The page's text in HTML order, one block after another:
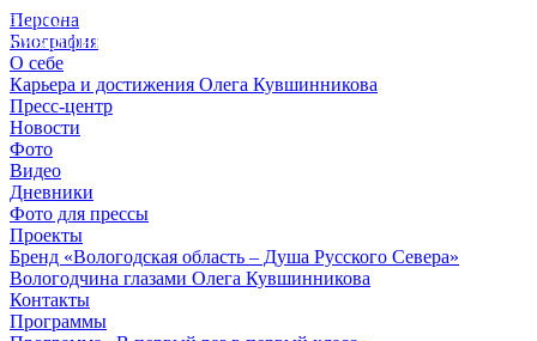
Персона
Биография
О себе
Карьера и достижения Олега Кувшинникова
Пресс-центр
Новости
Фото
Видео
Дневники
Фото для прессы
Проекты
Бренд «Вологодская область – Душа Русского Севера»
Вологодчина глазами Олега Кувшинникова
Контакты
Программы
© 2012 - 2023,
КУВШИННИКОВ О.А.